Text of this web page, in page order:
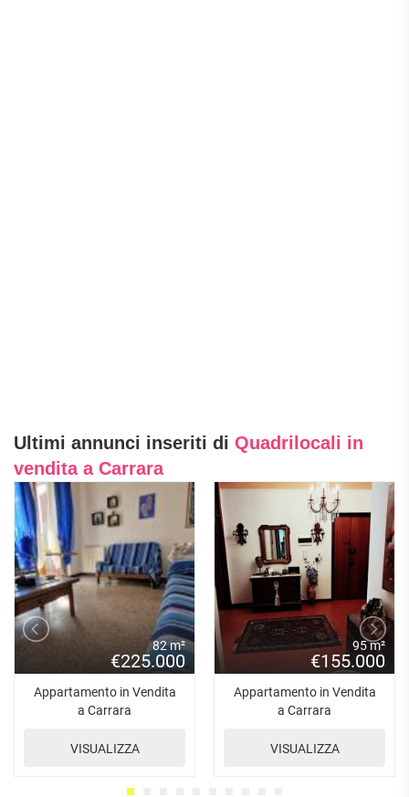
Ultimi annunci inseriti di Quadrilocali in
vendita a Carrara
82 m²
€225.000
Appartamento in Vendita
a Carrara
VISUALIZZA
95 m²
€155.000
Appartamento in Vendita
a Carrara
VISUALIZZA